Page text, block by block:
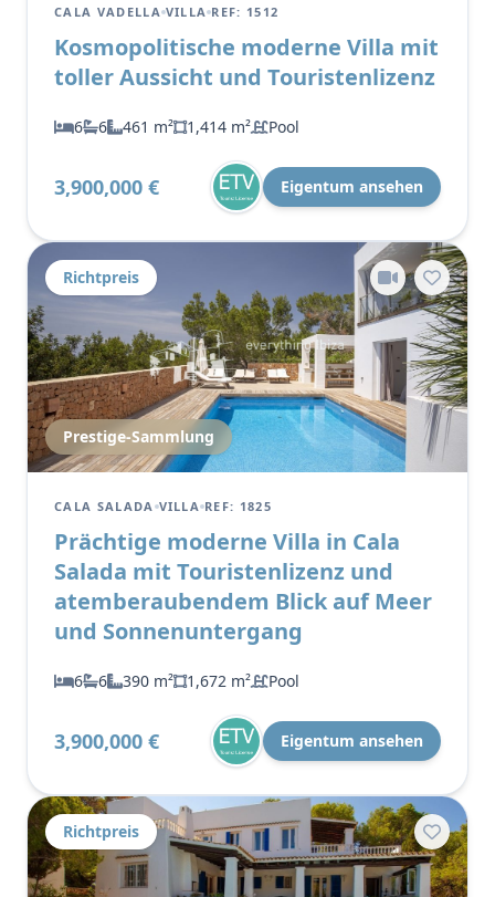
CALA VADELLA VILLA REF: 1512
Kosmopolitische moderne Villa mit
toller Aussicht und Touristenlizenz
6 6 461 m² 1,414 m² Pool
3,900,000 € Eigentum ansehen
Richtpreis
Prestige-Sammlung
CALA SALADA VILLA REF: 1825
Prächtige moderne Villa in Cala
Salada mit Touristenlizenz und
atemberaubendem Blick auf Meer
und Sonnenuntergang
6 6 390 m² 1,672 m² Pool
3,900,000 € Eigentum ansehen
Richtpreis